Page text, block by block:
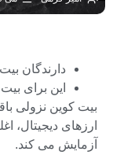
دارندگان
این برای
بیت کوین نزولی
ارزهای دیجیتال،
آزمایش می کند.